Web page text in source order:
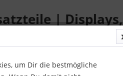
|
mit dem Verkauf von
zu einem sehr niedrigen
kaufen kannst.
um Dir die bestmögliche